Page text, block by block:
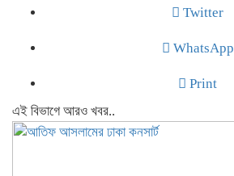
Twitter
WhatsApp
Print
এই বিভাগে আরও খবর..